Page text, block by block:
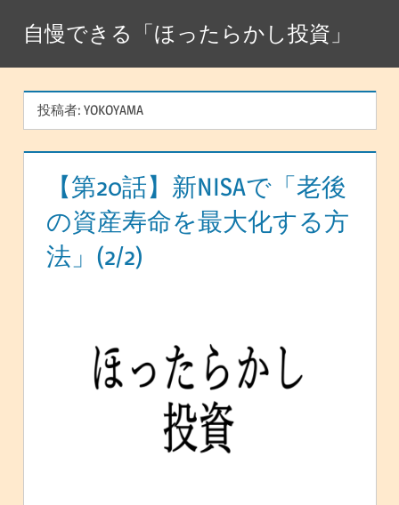
テ
自慢できる「ほったらかし投資」
投稿者: YOKOYAMA
【第20話】新NISAで「老後
の資産寿命を最大化する方
法」(2/2)